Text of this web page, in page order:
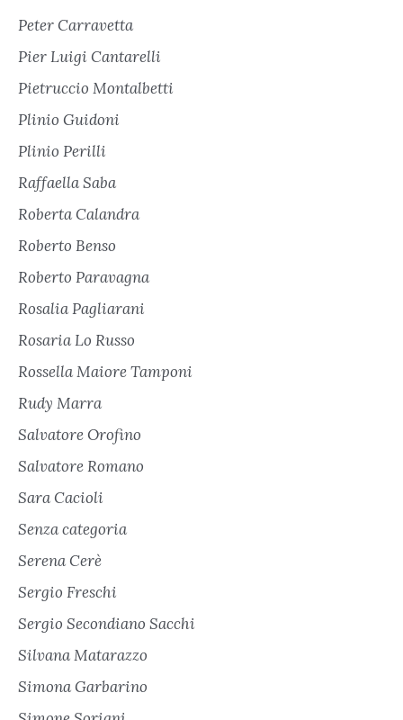
Peter Carravetta
Pier Luigi Cantarelli
Pietruccio Montalbetti
Plinio Guidoni
Plinio Perilli
Raffaella Saba
Roberta Calandra
Roberto Benso
Roberto Paravagna
Rosalia Pagliarani
Rosaria Lo Russo
Rossella Maiore Tamponi
Rudy Marra
Salvatore Orofino
Salvatore Romano
Sara Cacioli
Senza categoria
Serena Cerè
Sergio Freschi
Sergio Secondiano Sacchi
Silvana Matarazzo
Simona Garbarino